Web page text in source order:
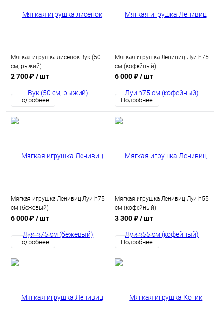
Мягкая игрушка лисенок Вук (50
см, рыжий)
2 700 ₽/ шт
Подробнее
Мягкая игрушка Ленивиц Луи h75
см (кофейный)
6 000 ₽/ шт
Подробнее
Мягкая игрушка Ленивиц Луи h75
см (бежевый)
6 000 ₽/ шт
Подробнее
Мягкая игрушка Ленивиц Луи h55
см (кофейный)
3 300 ₽/ шт
Подробнее